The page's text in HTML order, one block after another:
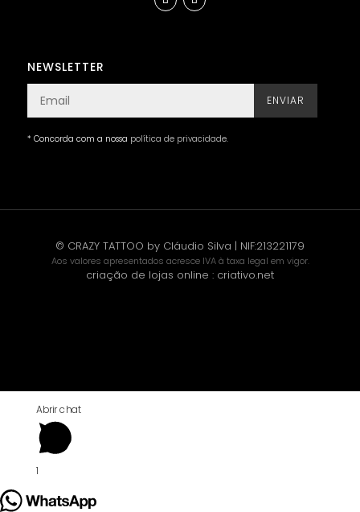
NEWSLETTER
ENVIAR
* Concorda com a nossa política de privacidade.
© CRAZY TATTOO by Cláudio Silva | NIF:213221179
Aos valores apresentados acresce IVA à taxa legal em vigor.
criação de lojas online : criativo.net
Abrir chat
1